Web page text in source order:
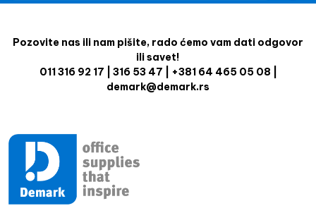
Pozovite nas ili nam pišite, rado ćemo vam dati odgovor
ili savet!
011 316 92 17 | 316 53 47 | +381 64 465 05 08 |
demark@demark.rs